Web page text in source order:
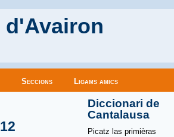
d'Avairon
Seccions Ligams amics
Diccionari de
Cantalausa
Picatz las primièras